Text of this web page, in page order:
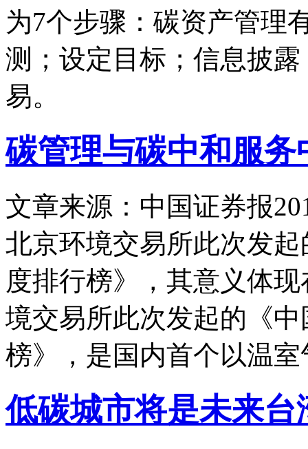
为7个步骤：碳资产管理
测；设定目标；信息披
易。
碳管理与碳中和服务
文章来源：中国证券报
北京环境交易所此次发
度排行榜》，其意义体
境交易所此次发起的《
榜》，是国内首个以温室
低碳城市将是未来